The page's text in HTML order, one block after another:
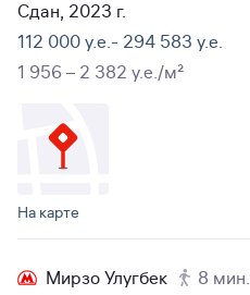
Сдан, 2023 г.
112 000 y.e.- 294 583 y.e.
1 956 – 2 382 y.e./м²
На карте
Мирзо Улугбек
8 мин.